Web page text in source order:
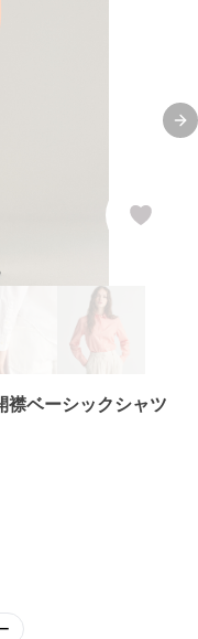
襟ベーシックシャツ